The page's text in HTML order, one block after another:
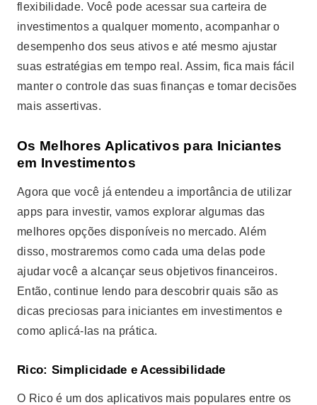
flexibilidade. Você pode acessar sua carteira de
investimentos a qualquer momento, acompanhar o
desempenho dos seus ativos e até mesmo ajustar
suas estratégias em tempo real. Assim, fica mais fácil
manter o controle das suas finanças e tomar decisões
mais assertivas.
Os Melhores Aplicativos para Iniciantes
em Investimentos
Agora que você já entendeu a importância de utilizar
apps para investir, vamos explorar algumas das
melhores opções disponíveis no mercado. Além
disso, mostraremos como cada uma delas pode
ajudar você a alcançar seus objetivos financeiros.
Então, continue lendo para descobrir quais são as
dicas preciosas para iniciantes em investimentos e
como aplicá-las na prática.
Rico: Simplicidade e Acessibilidade
O Rico é um dos aplicativos mais populares entre os